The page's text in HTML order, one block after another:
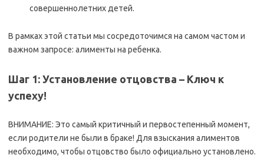
совершеннолетних детей.
В рамках этой статьи мы сосредоточимся на самом частом и
важном запросе: алименты на ребенка.
Шаг 1: Установление отцовства – Ключ к
успеху!
ВНИМАНИЕ: Это самый критичный и первостепенный момент,
если родители не были в браке! Для взыскания алиментов
необходимо, чтобы отцовство было официально установлено.